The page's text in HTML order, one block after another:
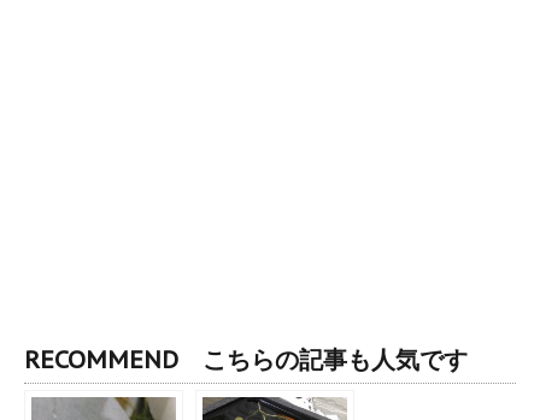
RECOMMEND こちらの記事も人気です